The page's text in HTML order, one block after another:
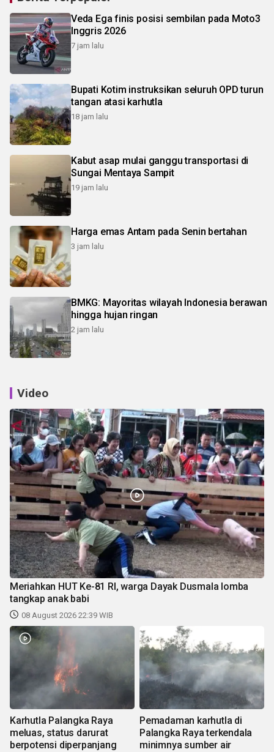
Veda Ega finis posisi sembilan pada Moto3
Inggris 2026
7 jam lalu
Bupati Kotim instruksikan seluruh OPD turun
tangan atasi karhutla
18 jam lalu
Kabut asap mulai ganggu transportasi di
Sungai Mentaya Sampit
19 jam lalu
Harga emas Antam pada Senin bertahan
3 jam lalu
BMKG: Mayoritas wilayah Indonesia berawan
hingga hujan ringan
2 jam lalu
Video
Meriahkan HUT Ke-81 RI, warga Dayak Dusmala lomba
tangkap anak babi
08 August 2026 22:39 WIB
Karhutla Palangka Raya
meluas, status darurat
berpotensi diperpanjang
Pemadaman karhutla di
Palangka Raya terkendala
minimnya sumber air